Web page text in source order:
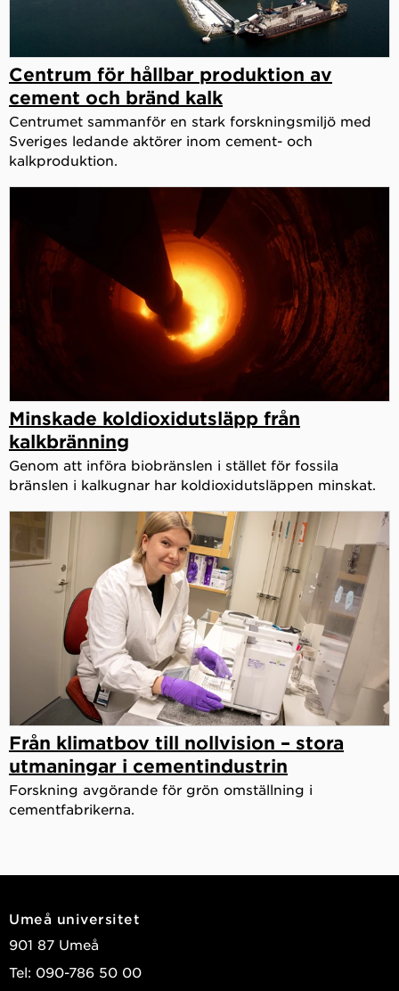
Centrum för hållbar produktion av
cement och bränd kalk
Centrumet sammanför en stark forskningsmiljö med
Sveriges ledande aktörer inom cement- och
kalkproduktion.
Minskade koldioxidutsläpp från
kalkbränning
Genom att införa biobränslen i stället för fossila
bränslen i kalkugnar har koldioxidutsläppen minskat.
Från klimatbov till nollvision – stora
utmaningar i cementindustrin
Forskning avgörande för grön omställning i
cementfabrikerna.
Umeå universitet
901 87 Umeå
Tel: 090-786 50 00